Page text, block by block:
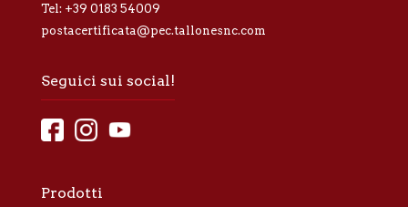
Tel: +39 0183 54009
postacertificata@pec.tallonesnc.com
Seguici sui social!
Prodotti